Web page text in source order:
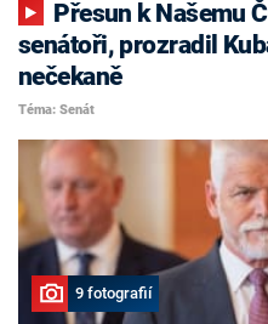
senátoři, prozradil
nečekaně
Téma: Senát
9 fotografií